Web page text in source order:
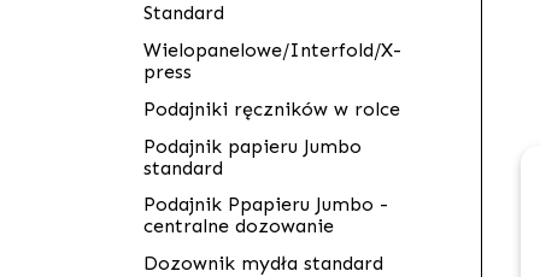
Standard
Wielopanelowe/Interfold/X-
press
Podajniki ręczników w rolce
Podajnik papieru Jumbo
standard
Podajnik Ppapieru Jumbo -
centralne dozowanie
Dozownik mydła standard